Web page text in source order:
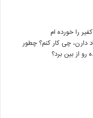
را خورده ام
دارن، چی کار کنم؟ چطور
از بین برد؟